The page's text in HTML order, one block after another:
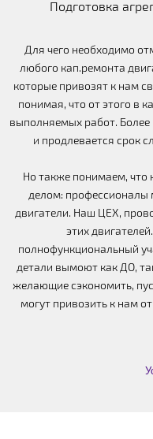
Подготовка
Для чего необходимо
любого кап.ремонта
которые привозят к нам
понимая, что от этого в
выполняемых работ.
и продлевается срок
Но также понимаем,
делом: профессионалы
двигатели. Наш ЦЕХ,
этих
полнофункциональный
детали вымоют как ДО,
желающие сэкономить,
могут привозить к нам